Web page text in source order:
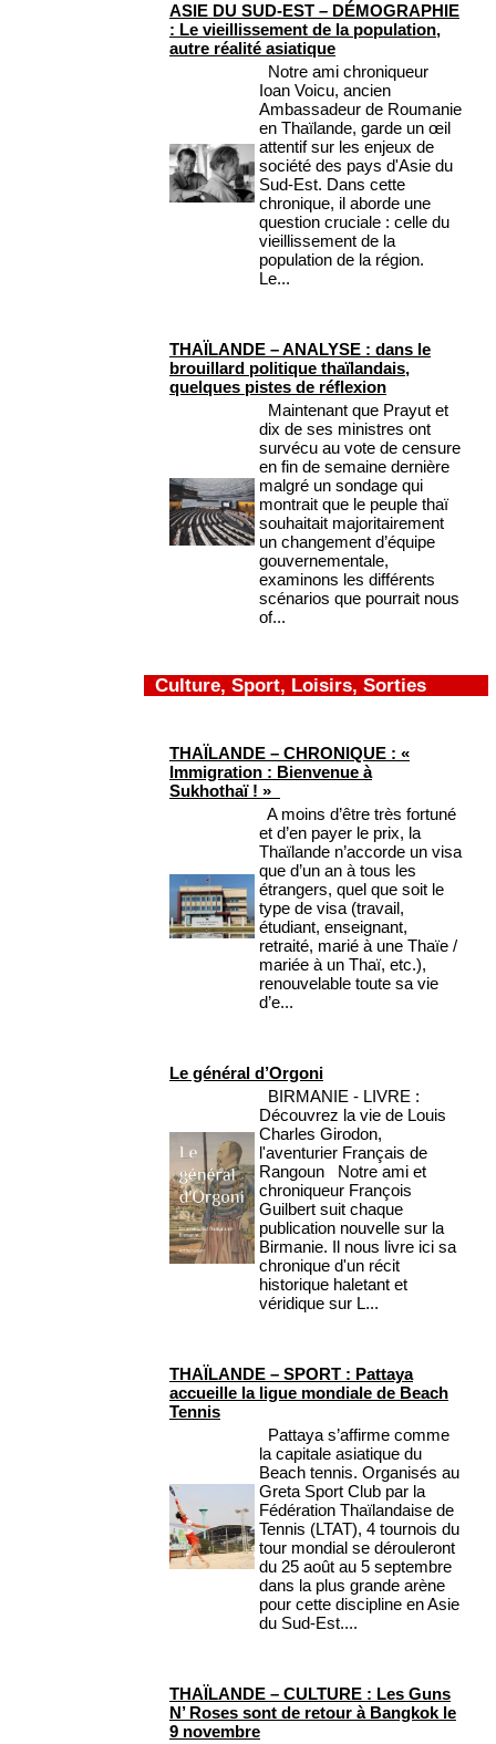
ASIE DU SUD-EST – DÉMOGRAPHIE
: Le vieillissement de la population,
autre réalité asiatique
Notre ami chroniqueur
Ioan Voicu, ancien
Ambassadeur de Roumanie
en Thaïlande, garde un œil
attentif sur les enjeux de
société des pays d'Asie du
Sud-Est. Dans cette
chronique, il aborde une
question cruciale : celle du
vieillissement de la
population de la région.
Le...
THAÏLANDE – ANALYSE : dans le
brouillard politique thaïlandais,
quelques pistes de réflexion
Maintenant que Prayut et
dix de ses ministres ont
survécu au vote de censure
en fin de semaine dernière
malgré un sondage qui
montrait que le peuple thaï
souhaitait majoritairement
un changement d’équipe
gouvernementale,
examinons les différents
scénarios que pourrait nous
of...
Culture, Sport, Loisirs, Sorties
THAÏLANDE – CHRONIQUE : «
Immigration : Bienvenue à
Sukhothaï ! »
A moins d’être très fortuné
et d’en payer le prix, la
Thaïlande n’accorde un visa
que d’un an à tous les
étrangers, quel que soit le
type de visa (travail,
étudiant, enseignant,
retraité, marié à une Thaïe /
mariée à un Thaï, etc.),
renouvelable toute sa vie
d’e...
Le général d’Orgoni
BIRMANIE - LIVRE :
Découvrez la vie de Louis
Charles Girodon,
l'aventurier Français de
Rangoun Notre ami et
chroniqueur François
Guilbert suit chaque
publication nouvelle sur la
Birmanie. Il nous livre ici sa
chronique d'un récit
historique haletant et
véridique sur L...
THAÏLANDE – SPORT : Pattaya
accueille la ligue mondiale de Beach
Tennis
Pattaya s’affirme comme
la capitale asiatique du
Beach tennis. Organisés au
Greta Sport Club par la
Fédération Thaïlandaise de
Tennis (LTAT), 4 tournois du
tour mondial se dérouleront
du 25 août au 5 septembre
dans la plus grande arène
pour cette discipline en Asie
du Sud-Est....
THAÏLANDE – CULTURE : Les Guns
N’ Roses sont de retour à Bangkok le
9 novembre